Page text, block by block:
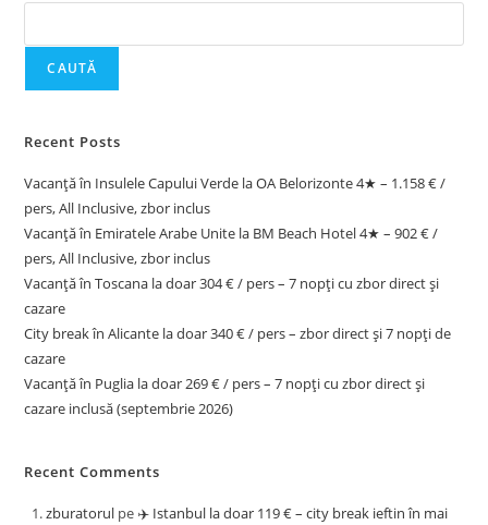
CAUTĂ
Recent Posts
Vacanță în Insulele Capului Verde la OA Belorizonte 4★ – 1.158 € /
pers, All Inclusive, zbor inclus
Vacanță în Emiratele Arabe Unite la BM Beach Hotel 4★ – 902 € /
pers, All Inclusive, zbor inclus
Vacanță în Toscana la doar 304 € / pers – 7 nopți cu zbor direct și
cazare
City break în Alicante la doar 340 € / pers – zbor direct și 7 nopți de
cazare
Vacanță în Puglia la doar 269 € / pers – 7 nopți cu zbor direct și
cazare inclusă (septembrie 2026)
Recent Comments
zburatorul pe ✈️ Istanbul la doar 119 € – city break ieftin în mai